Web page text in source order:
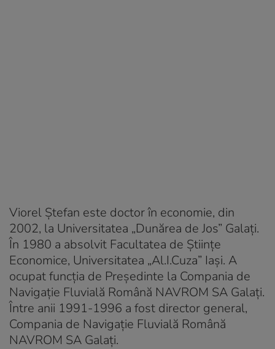
Viorel Ștefan este doctor în economie, din
2002, la Universitatea „Dunărea de Jos” Galaţi.
În 1980 a absolvit Facultatea de Ştiinţe
Economice, Universitatea „Al.I.Cuza” Iaşi. A
ocupat funcția de Preşedinte la Compania de
Navigaţie Fluvială Română NAVROM SA Galaţi.
Între anii 1991-1996 a fost director general,
Compania de Navigaţie Fluvială Română
NAVROM SA Galaţi.